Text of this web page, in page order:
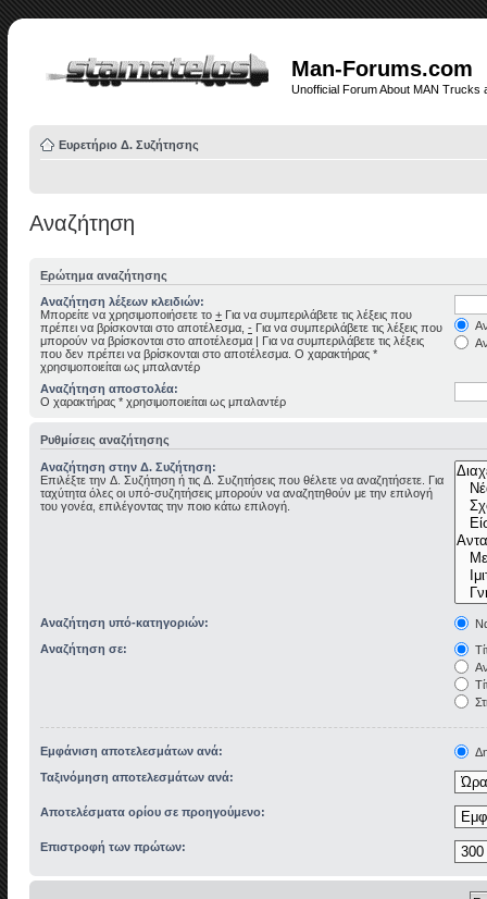
Man-Forums.com
Unofficial Forum About MAN Trucks
Ευρετήριο Δ. Συζήτησης
Αναζήτηση
Ερώτημα αναζήτησης
Αναζήτηση λέξεων κλειδιών:
Μπορείτε να χρησιμοποιήσετε το + Για να συμπεριλάβετε τις λέξεις που
πρέπει να βρίσκονται στο αποτέλεσμα, - Για να συμπεριλάβετε τις λέξεις που
μπορούν να βρίσκονται στο αποτέλεσμα | Για να συμπεριλάβετε τις λέξεις
που δεν πρέπει να βρίσκονται στο αποτέλεσμα. Ο χαρακτήρας *
χρησιμοποιείται ως μπαλαντέρ
Αναζήτηση αποστολέα:
Ο χαρακτήρας * χρησιμοποιείται ως μπαλαντέρ
Ρυθμίσεις αναζήτησης
Αναζήτηση στην Δ. Συζήτηση:
Επιλέξτε την Δ. Συζήτηση ή τις Δ. Συζητήσεις που θέλετε να αναζητήσετε. Για
ταχύτητα όλες οι υπό-συζητήσεις μπορούν να αναζητηθούν με την επιλογή
του γονέα, επιλέγοντας την ποιο κάτω επιλογή.
Αναζήτηση υπό-κατηγοριών:
Αναζήτηση σε:
Εμφάνιση αποτελεσμάτων ανά:
Ταξινόμηση αποτελεσμάτων ανά:
Αποτελέσματα ορίου σε προηγούμενο:
Επιστροφή των πρώτων: